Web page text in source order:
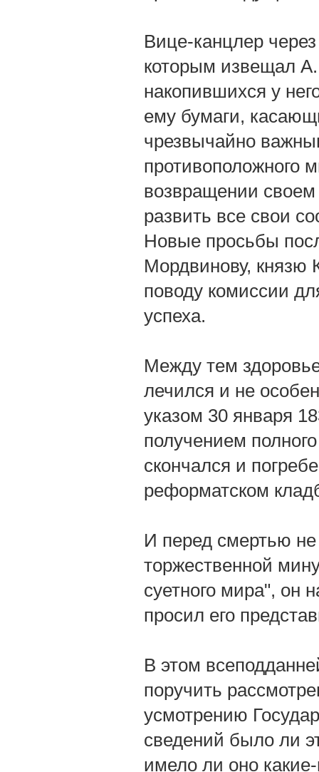
Вице-канцлер
которым извещал
накопившихся у
ему бумаги,
чрезвычайно
противоположного
возвращении
развить все свои
Новые просьбы
Мордвинову, князю
поводу комиссии
успеха.
Между тем
лечился и не
указом 30 января
получением
скончался и
реформатском
И перед смертью
торжественной
суетного мира", он
просил его
В этом
поручить
усмотрению
сведений было ли
имело ли оно